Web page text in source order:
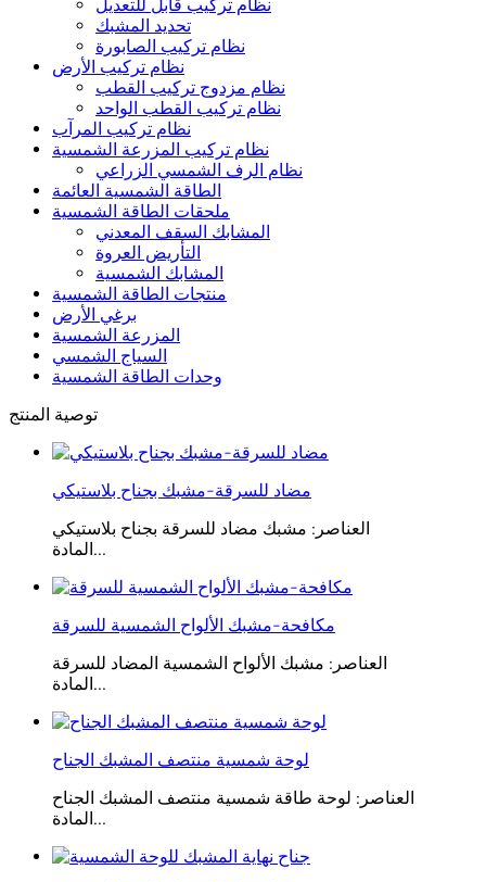
نظام تركيب قابل للتعديل
تحديد المشبك
نظام تركيب الصابورة
نظام تركيب الأرض
نظام مزدوج تركيب القطب
نظام تركيب القطب الواحد
نظام تركيب المرآب
نظام تركيب المزرعة الشمسية
نظام الرف الشمسي الزراعي
الطاقة الشمسية العائمة
ملحقات الطاقة الشمسية
المشابك السقف المعدني
التأريض العروة
المشابك الشمسية
منتجات الطاقة الشمسية
برغي الأرض
المزرعة الشمسية
السياج الشمسي
وحدات الطاقة الشمسية
توصية المنتج
مضاد للسرقة-مشبك بجناح بلاستيكي
العناصر: مشبك مضاد للسرقة بجناح بلاستيكي
المادة...
مكافحة-مشبك الألواح الشمسية للسرقة
العناصر: مشبك الألواح الشمسية المضاد للسرقة
المادة...
لوحة شمسية منتصف المشبك الجناح
العناصر: لوحة طاقة شمسية منتصف المشبك الجناح
المادة...